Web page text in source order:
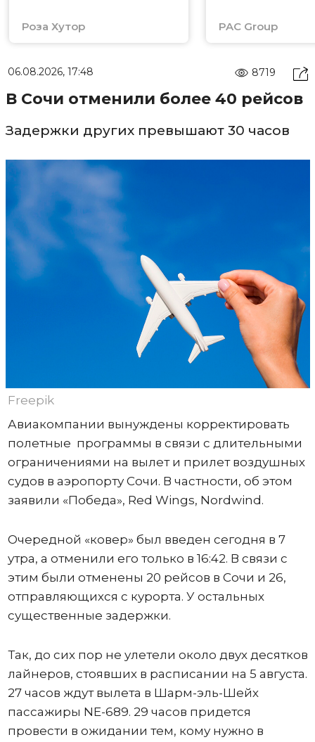
Роза Хутор PAC Group
06.08.2026, 17:48 8719
В Сочи отменили более 40 рейсов
Задержки других превышают 30 часов
Freepik
Авиакомпании вынуждены корректировать
полетные программы в связи с длительными
ограничениями на вылет и прилет воздушных
судов в аэропорту Сочи. В частности, об этом
заявили «Победа», Red Wings, Nordwind.
Очередной «ковер» был введен сегодня в 7
утра, а отменили его только в 16:42. В связи с
этим были отменены 20 рейсов в Сочи и 26,
отправляющихся с курорта. У остальных
существенные задержки.
Так, до сих пор не улетели около двух десятков
лайнеров, стоявших в расписании на 5 августа.
27 часов ждут вылета в Шарм-эль-Шейх
пассажиры NE-689. 29 часов придется
провести в ожидании тем, кому нужно в